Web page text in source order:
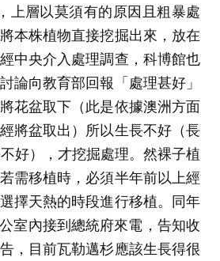
上層以莫須有的原因且粗暴處
本株植物直接挖掘出來，放在
中央介入處理調查，科博館也
論向教育部回報「處理甚好」
花盆取下（此是依據澳洲方面
將盆取出）所以生長不好（長
好），才挖掘處理。然裸子植
需移植時，必須半年前以上經
擇天熱的時段進行移植。同年
室內接到總統府來電，告知收
，目前瓦勒邁杉應該生長得很